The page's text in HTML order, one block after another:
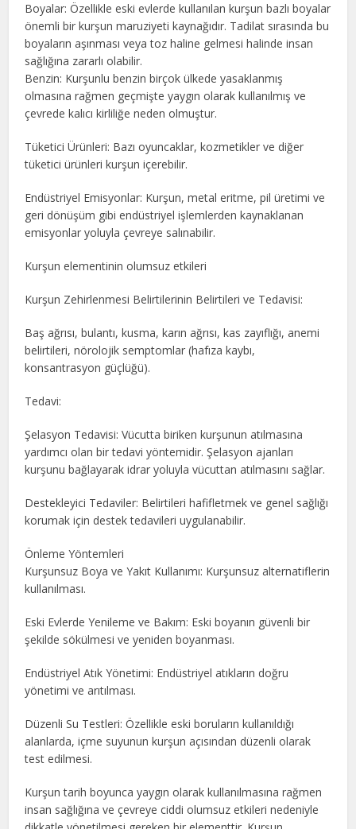
Boyalar: Özellikle eski evlerde kullanılan kurşun bazlı boyalar
önemli bir kurşun maruziyeti kaynağıdır. Tadilat sırasında bu
boyaların aşınması veya toz haline gelmesi halinde insan
sağlığına zararlı olabilir.
Benzin: Kurşunlu benzin birçok ülkede yasaklanmış
olmasına rağmen geçmişte yaygın olarak kullanılmış ve
çevrede kalıcı kirliliğe neden olmuştur.
Tüketici Ürünleri: Bazı oyuncaklar, kozmetikler ve diğer
tüketici ürünleri kurşun içerebilir.
Endüstriyel Emisyonlar: Kurşun, metal eritme, pil üretimi ve
geri dönüşüm gibi endüstriyel işlemlerden kaynaklanan
emisyonlar yoluyla çevreye salınabilir.
Kurşun elementinin olumsuz etkileri
Kurşun Zehirlenmesi Belirtilerinin Belirtileri ve Tedavisi:
Baş ağrısı, bulantı, kusma, karın ağrısı, kas zayıflığı, anemi
belirtileri, nörolojik semptomlar (hafıza kaybı,
konsantrasyon güçlüğü).
Tedavi:
Şelasyon Tedavisi: Vücutta biriken kurşunun atılmasına
yardımcı olan bir tedavi yöntemidir. Şelasyon ajanları
kurşunu bağlayarak idrar yoluyla vücuttan atılmasını sağlar.
Destekleyici Tedaviler: Belirtileri hafifletmek ve genel sağlığı
korumak için destek tedavileri uygulanabilir.
Önleme Yöntemleri
Kurşunsuz Boya ve Yakıt Kullanımı: Kurşunsuz alternatiflerin
kullanılması.
Eski Evlerde Yenileme ve Bakım: Eski boyanın güvenli bir
şekilde sökülmesi ve yeniden boyanması.
Endüstriyel Atık Yönetimi: Endüstriyel atıkların doğru
yönetimi ve arıtılması.
Düzenli Su Testleri: Özellikle eski boruların kullanıldığı
alanlarda, içme suyunun kurşun açısından düzenli olarak
test edilmesi.
Kurşun tarih boyunca yaygın olarak kullanılmasına rağmen
insan sağlığına ve çevreye ciddi olumsuz etkileri nedeniyle